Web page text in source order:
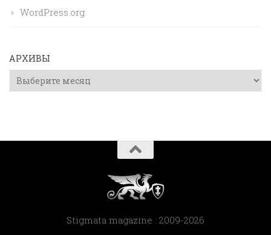
WordPress.org
АРХИВЫ
Архивы
Stigmata magazine : 2009-2026